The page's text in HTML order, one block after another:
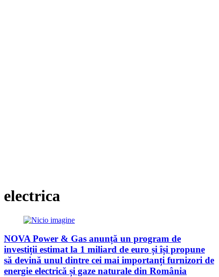
electrica
NOVA Power & Gas anunță un program de
investiții estimat la 1 miliard de euro și își propune
să devină unul dintre cei mai importanți furnizori de
energie electrică și gaze naturale din România